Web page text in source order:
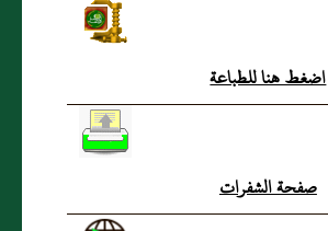
اضغط هنا للطباعة
صفحة الشفرات